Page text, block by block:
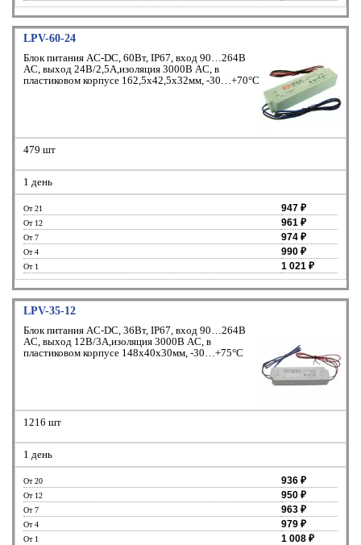
LPV-60-24
Блок питания AC-DC, 60Вт, IP67, вход 90…264В
AC, выход 24В/2,5А,изоляция 3000В AC, в
пластиковом корпусе 162,5х42,5х32мм, -30…+70°С
479 шт
1 день
От 21 947 ₽
От 12 961 ₽
От 7 974 ₽
От 4 990 ₽
От 1 1 021 ₽
LPV-35-12
Блок питания AC-DC, 36Вт, IP67, вход 90…264В
AC, выход 12В/3А,изоляция 3000В AC, в
пластиковом корпусе 148х40х30мм, -30…+75°С
1216 шт
1 день
От 20 936 ₽
От 12 950 ₽
От 7 963 ₽
От 4 979 ₽
От 1 1 008 ₽